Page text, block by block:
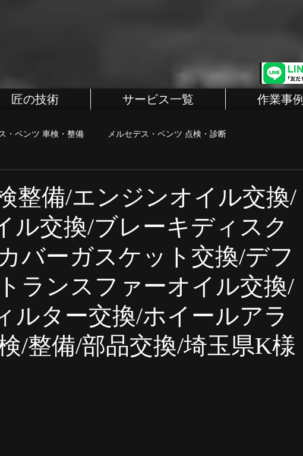
匠の技術 サービス一覧 作業事例
・ベンツ 車検・整備 メルセデス・ベンツ 点検・診断
MINI カスタム 町田、相模原、八王子整備屋 ポルシェ 整備
MINI板金塗装 フォルクスワーゲン車検 点検
ルクスワーゲン 1年点検 アウディ 整備 アウディ 車検整備
整備/エンジンオイル交換/
ル交換/ブレーキディスク
バーガスケット交換/デフ
ランスファーオイル交換/
ルター交換/ホイールアラ
/整備/部品交換/埼玉県K様